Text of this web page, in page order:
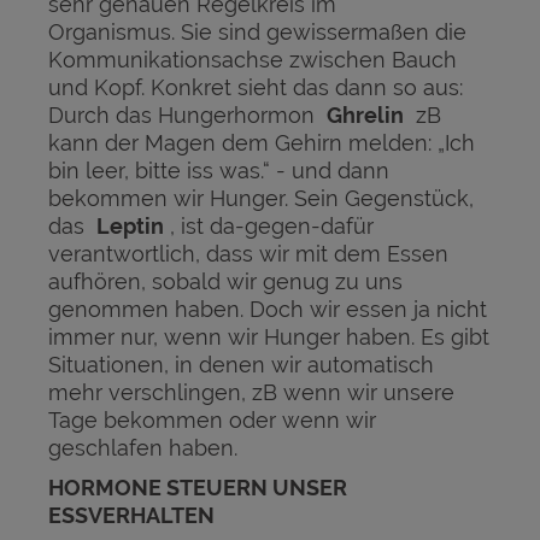
Organismus. Sie sind gewissermaßen die
Kommunikationsachse zwischen Bauch
und Kopf. Konkret sieht das dann so aus:
Durch das Hungerhormon Ghrelin zB
kann der Magen dem Gehirn melden: „Ich
bin leer, bitte iss was.“ - und dann
bekommen wir Hunger. Sein Gegenstück,
das Leptin , ist da-gegen-dafür
verantwortlich, dass wir mit dem Essen
aufhören, sobald wir genug zu uns
genommen haben. Doch wir essen ja nicht
immer nur, wenn wir Hunger haben. Es gibt
Situationen, in denen wir automatisch
mehr verschlingen, zB wenn wir unsere
Tage bekommen oder wenn wir
geschlafen haben.
HORMONE STEUERN UNSER
ESSVERHALTEN